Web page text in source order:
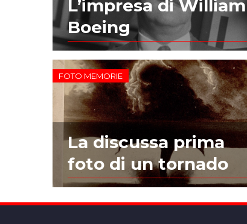
L’impresa di William
Boeing
FOTO MEMORIE
La discussa prima
foto di un tornado